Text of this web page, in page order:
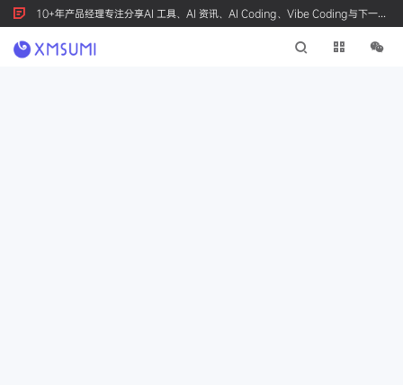
10+年产品经理专注分享AI 工具、AI 资讯、AI Coding、Vibe Coding与下一代
产品创新，按 Ctrl+D 收藏我们